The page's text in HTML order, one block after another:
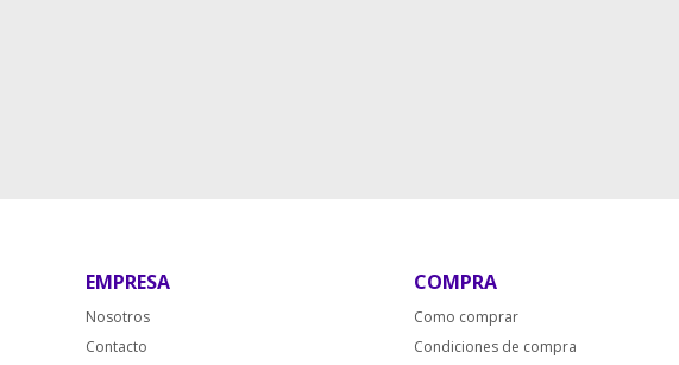
EMPRESA
Nosotros
Contacto
COMPRA
Como comprar
Condiciones de compra